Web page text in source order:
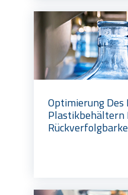
Optimierung Des
Plastikbehältern